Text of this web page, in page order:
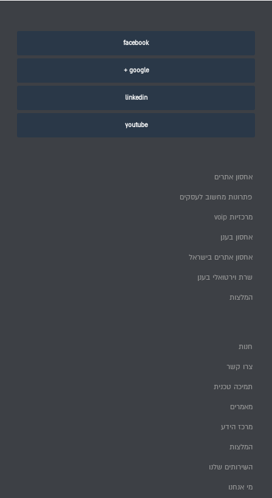
facebook
google +
linkedin
youtube
אחסון אתרים
פתרונות מחשוב לעסקים
מרכזיות voip
אחסון בענן
אחסון אתרים בישראל
שרת וירטואלי בענן
המלצות
חנות
צרו קשר
תמיכה טכנית
מאמרים
מרכז הידע
המלצות
השירותים שלנו
מי אנחנו